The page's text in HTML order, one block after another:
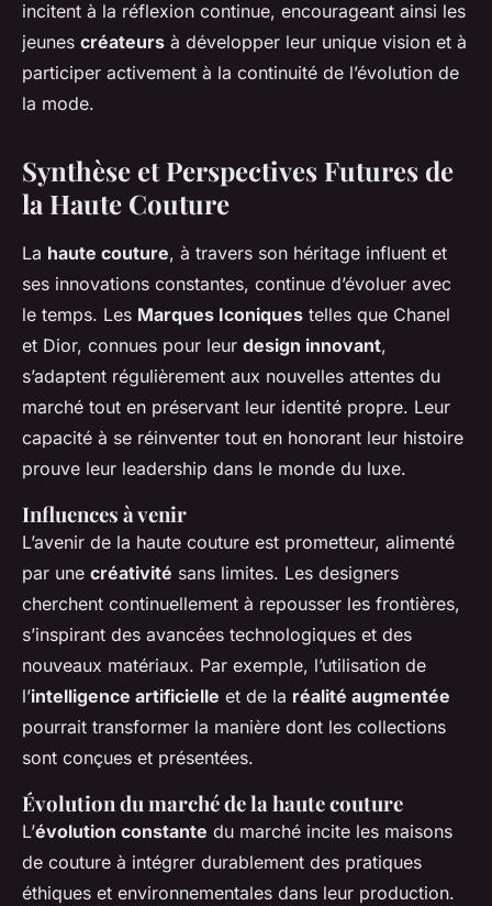
incitent à la réflexion continue, encourageant ainsi les
jeunes créateurs à développer leur unique vision et à
participer activement à la continuité de l’évolution de
la mode.
Synthèse et Perspectives Futures de
la Haute Couture
La haute couture, à travers son héritage influent et
ses innovations constantes, continue d’évoluer avec
le temps. Les Marques Iconiques telles que Chanel
et Dior, connues pour leur design innovant,
s’adaptent régulièrement aux nouvelles attentes du
marché tout en préservant leur identité propre. Leur
capacité à se réinventer tout en honorant leur histoire
prouve leur leadership dans le monde du luxe.
Influences à venir
L’avenir de la haute couture est prometteur, alimenté
par une créativité sans limites. Les designers
cherchent continuellement à repousser les frontières,
s’inspirant des avancées technologiques et des
nouveaux matériaux. Par exemple, l’utilisation de
l’intelligence artificielle et de la réalité augmentée
pourrait transformer la manière dont les collections
sont conçues et présentées.
Évolution du marché de la haute couture
L’évolution constante du marché incite les maisons
de couture à intégrer durablement des pratiques
éthiques et environnementales dans leur production.